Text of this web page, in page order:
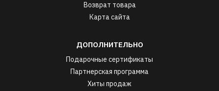
Возврат товара
Карта сайта
ДОПОЛНИТЕЛЬНО
Подарочные сертификаты
Партнерская программа
Хиты продаж